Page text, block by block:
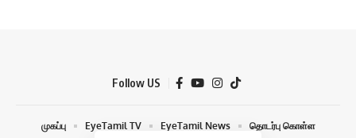
Follow US
முகப்பு EyeTamil TV EyeTamil News தொடர்பு கொள்ள